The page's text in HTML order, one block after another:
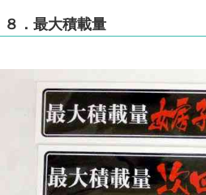
８．最大積載量